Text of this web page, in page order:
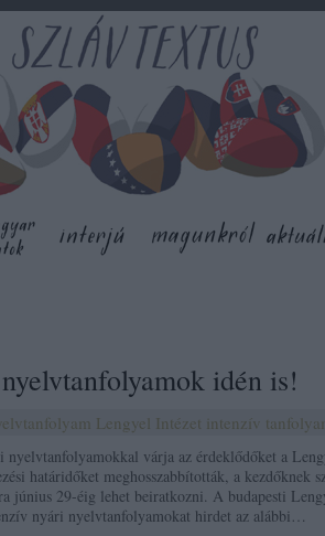
idén is!
Lengyel Intézet intenzív
várja az érdeklődőket a
határidőket meghosszabbították, a kezdőknek
június 29-éig lehet beiratkozni. A budapesti
nyári nyelvtanfolyamokat hirdet az alábbi…